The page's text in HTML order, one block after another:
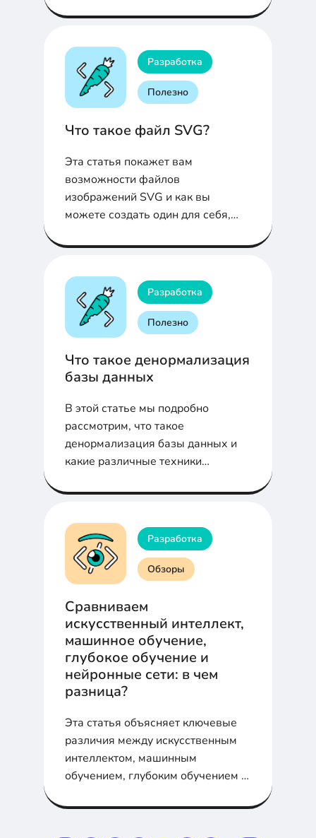
Разработка
Полезно
Что такое файл SVG?
Эта статья покажет вам
возможности файлов
изображений SVG и как вы
можете создать один для себя,
Разработка
Полезно
Что такое денормализация
базы данных
В этой статье мы подробно
рассмотрим, что такое
денормализация базы данных и
какие различные техники
работы базы данных.
Разработка
Обзоры
Сравниваем
искусственный интеллект,
машинное обучение,
глубокое обучение и
нейронные сети: в чем
разница?
Эта статья объясняет ключевые
различия между искусственным
интеллектом, машинным
обучением, глубоким обучением и
они связаны, что отличает их друг